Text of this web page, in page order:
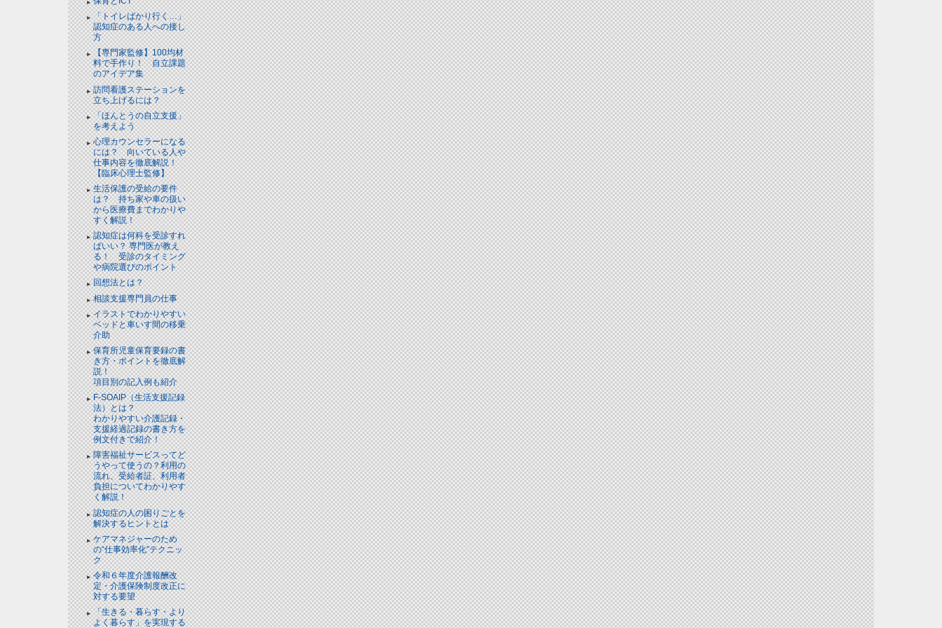
「トイレばかり行く…」
認知症のある人への接し
方
【専門家監修】100均材
料で手作り！ 自立課題
のアイデア集
訪問看護ステーションを
立ち上げるには？
「ほんとうの自立支援」
を考えよう
心理カウンセラーになる
には？ 向いている人や
仕事内容を徹底解説！
【臨床心理士監修】
生活保護の受給の要件
は？ 持ち家や車の扱い
から医療費までわかりや
すく解説！
認知症は何科を受診すれ
ばいい？ 専門医が教え
る！ 受診のタイミング
や病院選びのポイント
回想法とは？
相談支援専門員の仕事
イラストでわかりやすい
ベッドと⾞いす間の移乗
介助
保育所児童保育要録の書
き方・ポイントを徹底解
説！
項目別の記入例も紹介
F-SOAIP（生活支援記録
法）とは？
わかりやすい介護記録・
支援経過記録の書き方を
例文付きで紹介！
障害福祉サービスってど
うやって使うの？利用の
流れ、受給者証、利用者
負担についてわかりやす
く解説！
認知症の人の困りごとを
解決するヒントとは
ケアマネジャーのため
の“仕事効率化”テクニッ
ク
令和６年度介護報酬改
定・介護保険制度改正に
対する要望
「生きる・暮らす・より
よく暮らす」を実現する